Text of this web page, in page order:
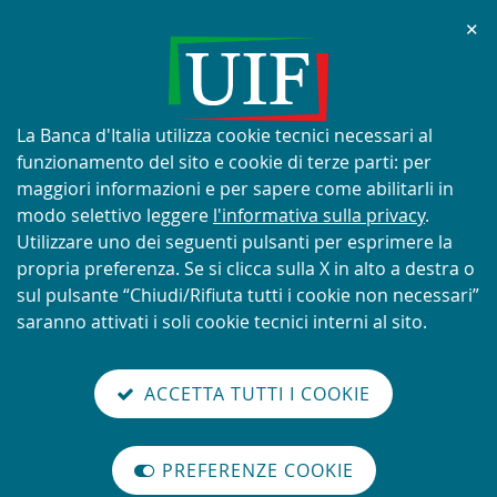
Tentativi di truffa con utilizzo
improprio del nome e del logo
della UIF
SCOPRI DI PIÙ
Cerca
nel
Organizzazione
Alert sanzioni finanziarie mirate
✕
Informativa
sui
cookie:
La Banca d'Italia utilizza cookie tecnici necessari al
funzionamento del sito e cookie di terze parti: per
maggiori informazioni e per sapere come abilitarli in
modo selettivo leggere l'informativa sulla privacy.
Utilizzare uno dei seguenti pulsanti per esprimere la
propria preferenza. Se si clicca sulla X in alto a destra o
sul pulsante “Chiudi/Rifiuta tutti i cookie non necessari”
saranno attivati i soli cookie tecnici interni al sito.
ACCETTA TUTTI I COOKIE
PREFERENZE COOKIE